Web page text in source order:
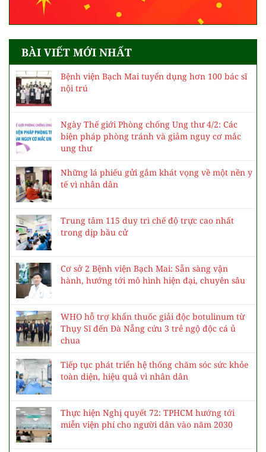
BÀI VIẾT MỚI NHẤT
Bệnh viện Bạch Mai tuyển dụng hơn 100 bác sĩ
nội trú
Ngày Thế giới Phòng chống Ung thư 4/2: Các
biện pháp phòng tránh và giảm nguy cơ mắc
ung thư
Những lá phiếu gửi gắm khát vọng về một nền y
tế vì nhân dân
Trung tâm 115 duy trì chế độ trực cao nhất
trong dịp bầu cử
Cơ sở 2 Bệnh viện Bạch Mai: Sẵn sàng vận
hành, hướng tới mô hình hiện đại, chuyên sâu
WHO hỗ trợ khẩn thuốc giải độc botulinum từ
Thụy Sĩ đến Đà Nẵng cứu 3 trẻ ngộ độc cá ủ
chua
Tiếp tục phát triển hệ thống chăm sóc sức khỏe
toàn diện, hiệu quả vì nhân dân
Thực hiện Nghị quyết 72: TPHCM hướng tới
miễn viện phí cho người dân vào năm 2030